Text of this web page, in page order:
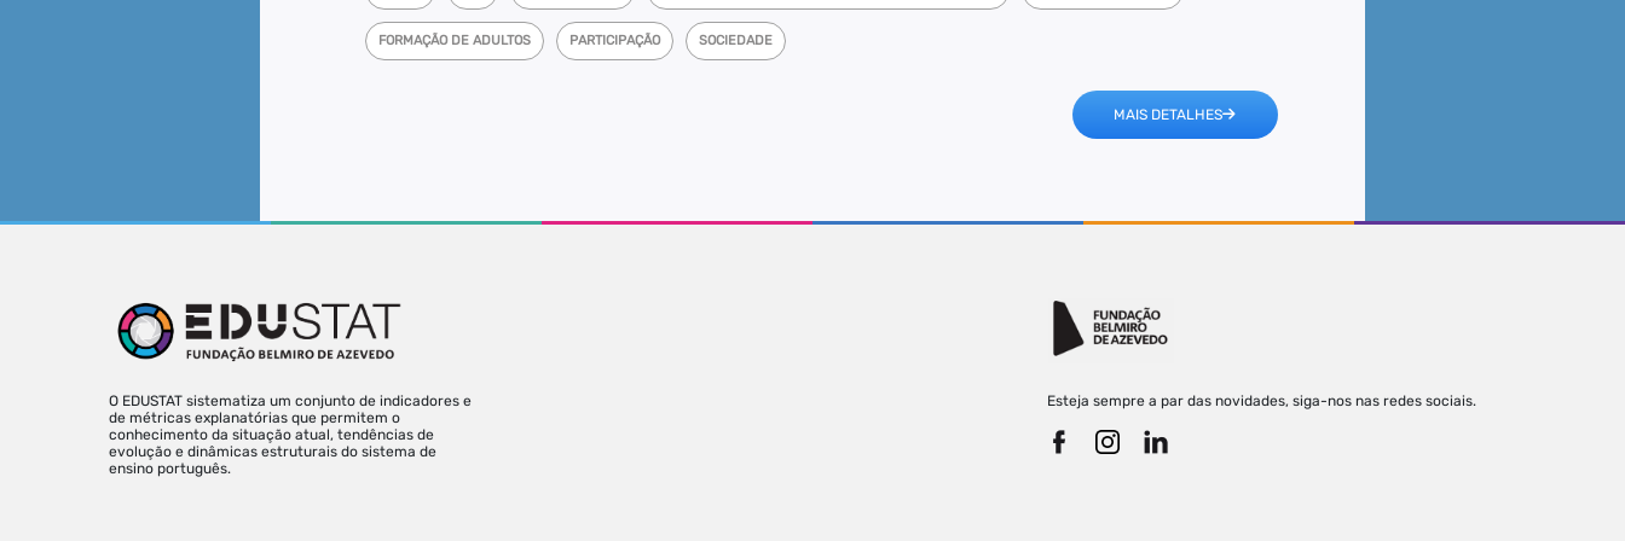
FORMAÇÃO DE ADULTOS PARTICIPAÇÃO SOCIEDADE
MAIS DETALHES
O EDUSTAT sistematiza um conjunto de indicadores e
de métricas explanatórias que permitem o
conhecimento da situação atual, tendências de
evolução e dinâmicas estruturais do sistema de
ensino português.
Esteja sempre a par das novidades, siga-nos nas redes sociais.